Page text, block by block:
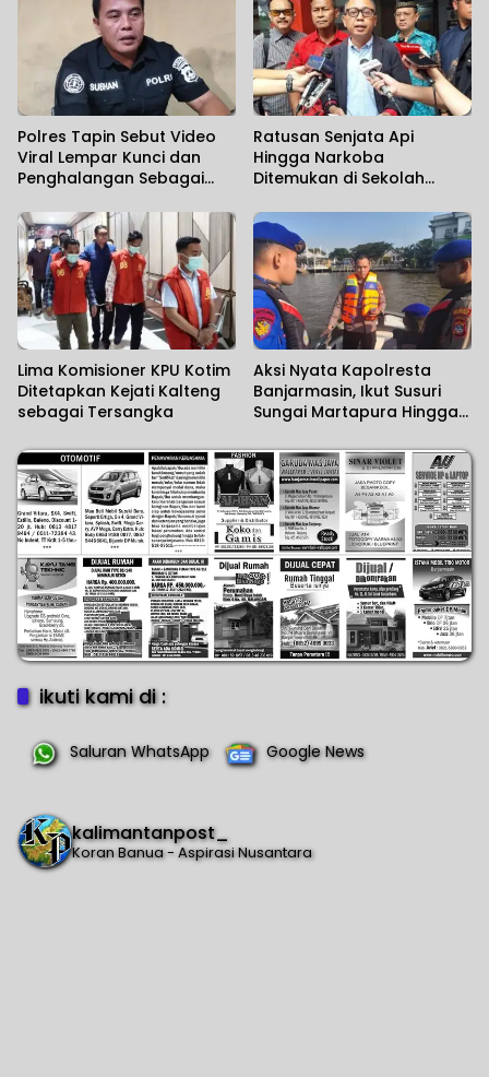
Polres Tapin Sebut Video
Viral Lempar Kunci dan
Penghalangan Sebagai
Ratusan Senjata Api
Hingga Narkoba
Ditemukan di Sekolah
Lima Komisioner KPU Kotim
Ditetapkan Kejati Kalteng
sebagai Tersangka
Aksi Nyata Kapolresta
Banjarmasin, Ikut Susuri
Sungai Martapura Hingga
Ditemukan
ikuti kami di :
Saluran WhatsApp Google News
kalimantanpost_
Koran Banua - Aspirasi Nusantara